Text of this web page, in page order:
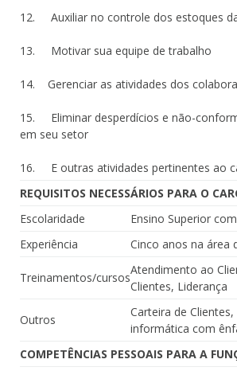
12. Auxiliar no controle dos estoques
13. Motivar sua equipe de trabalho
14. Gerenciar as atividades dos
15. Eliminar desperdícios e não-
em seu setor
16. E outras atividades pertinentes ao
REQUISITOS NECESSÁRIOS PARA O
Escolaridade
Ensino Superior
Experiência
Cinco anos na área
Treinamentos/cursos
Atendimento ao
Clientes, Liderança
Outros
Carteira de
informática com
COMPETÊNCIAS PESSOAIS PARA A